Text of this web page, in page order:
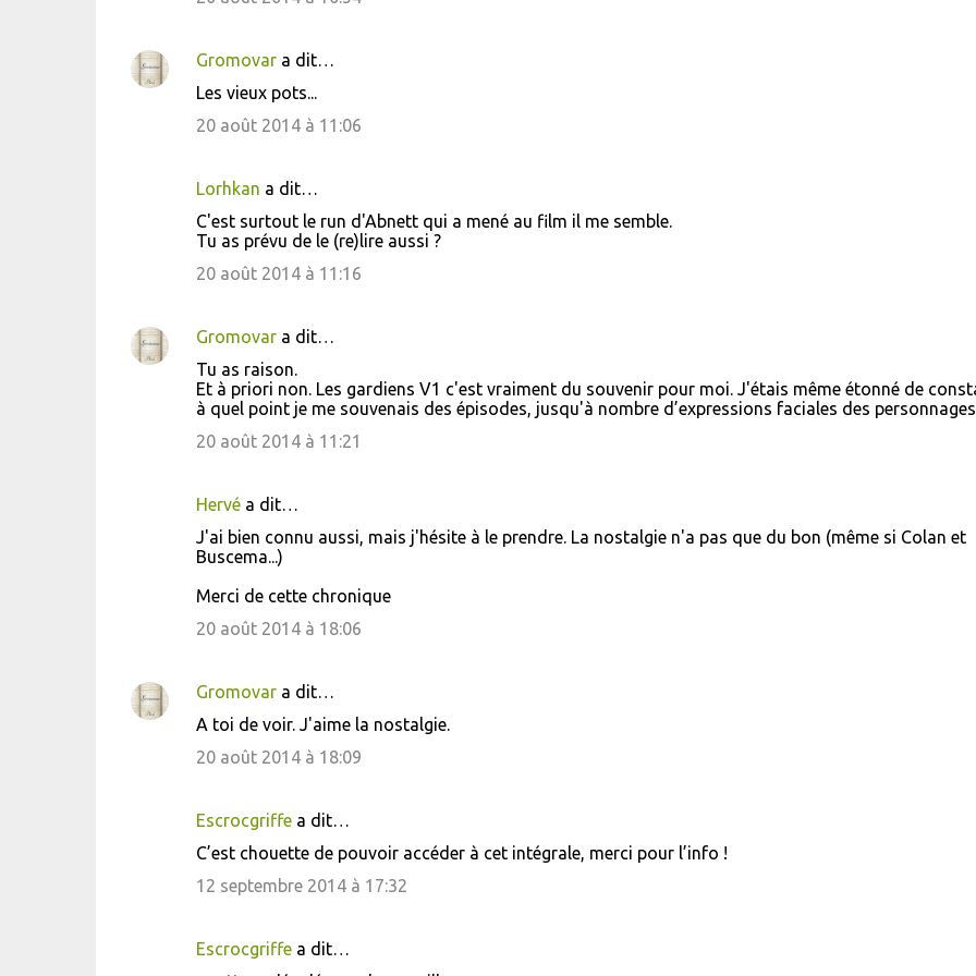
e
Gromovara dit…
Les vieux pots...
20 août 2014 à 11:06
Lorhkan a dit…
C'est surtout le run d'Abnett qui a mené au film il me semble.
Tu as prévu de le (re)lire aussi ?
20 août 2014 à 11:16
Gromovara dit…
Tu as raison.
Et à priori non. Les gardiens V1 c'est vraiment du souvenir pour moi. J'étais même étonné de
à quel point je me souvenais des épisodes, jusqu'à nombre d’expressions faciales des
20 août 2014 à 11:21
Hervéa dit…
J'ai bien connu aussi, mais j'hésite à le prendre. La nostalgie n'a pas que du bon (même si Colan et
Buscema...)
Merci de cette chronique
20 août 2014 à 18:06
Gromovara dit…
A toi de voir. J'aime la nostalgie.
20 août 2014 à 18:09
Escrocgriffea dit…
C’est chouette de pouvoir accéder à cet intégrale, merci pour l’info !
12 septembre 2014 à 17:32
Escrocgriffea dit…